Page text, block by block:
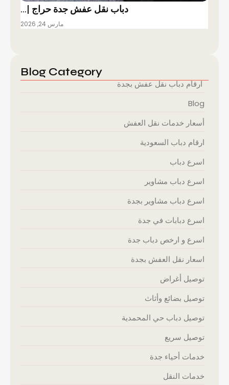
دباب نقل عفش جدة حراج |…
مارس 24, 2026
Blog Category
ارقام دباب نقل عفش بجدة
Blog
أسعار خدمات نقل العفش
ارقام دباب السعودية
اسرع دباب
اسرع دباب مشاوير
اسرع دباب مشاوير بجدة
اسرع دبابات في جدة
اسرع و ارخص دباب جدة
اسعار نقل العفش بجدة
توصيل أغراض
توصيل بضائع وأثاث
توصيل دباب حي المحمدية
توصيل سريع
خدمات أحياء جدة
خدمات النقل